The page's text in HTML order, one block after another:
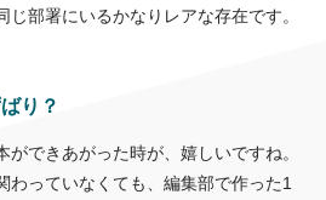
部署にいるかなりレアな存在です。
り？
できあがった時が、嬉しいですね。
わっていなくても、編集部で作った1